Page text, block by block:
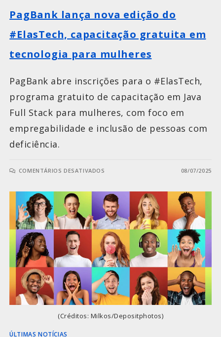
PagBank lança nova edição do
#ElasTech, capacitação gratuita em
tecnologia para mulheres
PagBank abre inscrições para o #ElasTech,
programa gratuito de capacitação em Java
Full Stack para mulheres, com foco em
empregabilidade e inclusão de pessoas com
deficiência.
COMENTÁRIOS DESATIVADOS 08/07/2025
(Créditos: Milkos/Depositphotos)
ÚLTIMAS NOTÍCIAS